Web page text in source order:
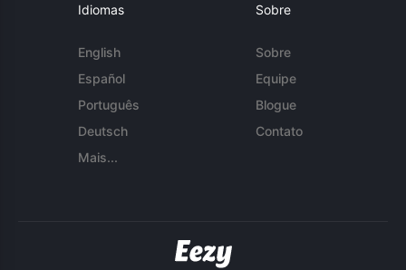
Idiomas
English
Español
Português
Deutsch
Mais...
Sobre
Sobre
Equipe
Blogue
Contato